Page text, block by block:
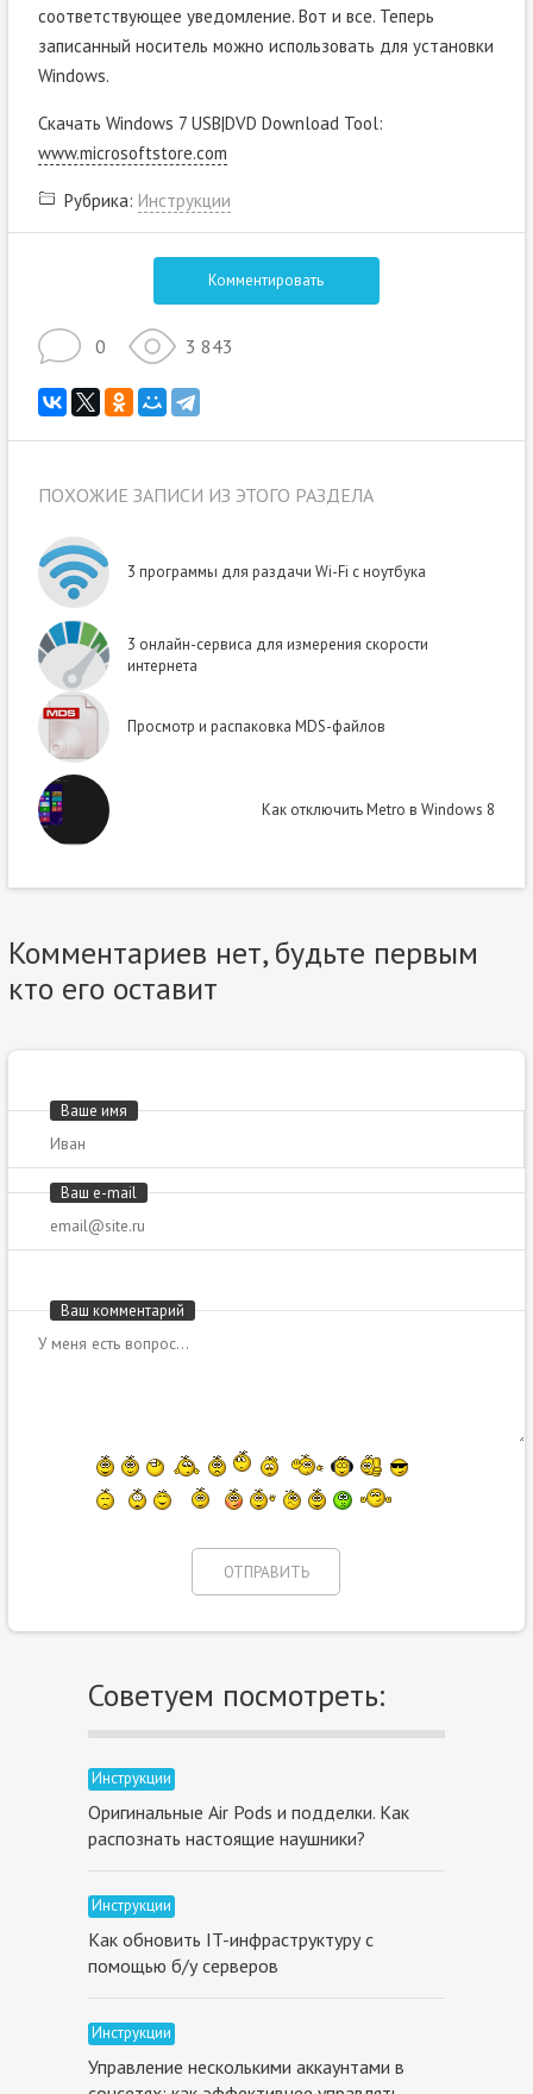
соответствующее уведомление. Вот и все. Теперь
записанный носитель можно использовать для установки
Windows.
Скачать Windows 7 USB|DVD Download Tool:
www.microsoftstore.com
Рубрика: Инструкции
Комментировать
0 3 843
ПОХОЖИЕ ЗАПИСИ ИЗ ЭТОГО РАЗДЕЛА
3 программы для раздачи Wi-Fi с ноутбука
3 онлайн-сервиса для измерения скорости
интернета
Просмотр и распаковка MDS-файлов
Как отключить Metro в Windows 8
Комментариев нет, будьте первым
кто его оставит
Ваше имя
Ваш e-mail
Ваш комментарий
Советуем посмотреть:
Инструкции
Оригинальные Air Pods и подделки. Как
распознать настоящие наушники?
Инструкции
Как обновить IT-инфраструктуру с
помощью б/у серверов
Инструкции
Управление несколькими аккаунтами в